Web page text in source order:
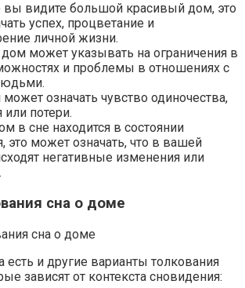
вы видите большой красивый дом, это
успех, процветание и
личной жизни.
может указывать на ограничения в
и проблемы в отношениях с
означать чувство одиночества,
потери.
в сне находится в состоянии
это может означать, что в вашей
негативные изменения или
сна о доме
и другие варианты толкования
зависят от контекста сновидения: